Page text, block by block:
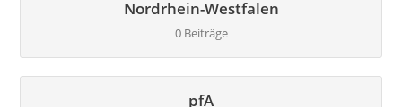
Nordrhein-Westfalen
0 Beiträge
pfA